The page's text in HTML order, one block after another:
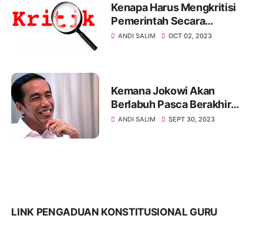
Kenapa Harus Mengkritisi
Pemerintah Secara
Berlebihan
ANDI SALIM OCT 02, 2023
Kemana Jokowi Akan
Berlabuh Pasca Berakhir
Kekuasaannya ?
ANDI SALIM SEPT 30, 2023
LINK PENGADUAN KONSTITUSIONAL GURU